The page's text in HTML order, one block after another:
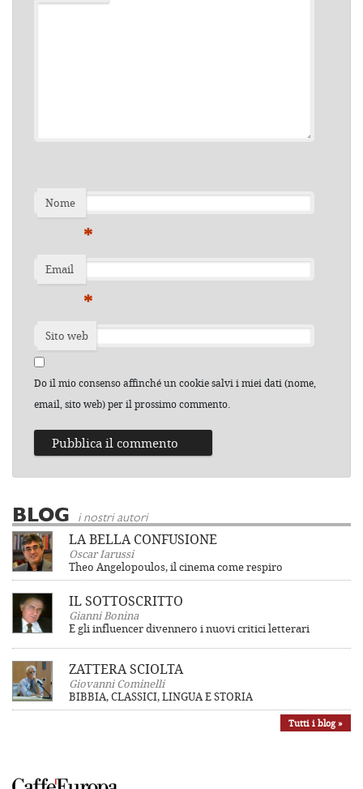
Nome
*
Email
*
Sito web
Do il mio consenso affinché un cookie salvi i miei dati (nome,
email, sito web) per il prossimo commento.
BLOG i nostri autori
LA BELLA CONFUSIONE
Oscar Iarussi
Theo Angelopoulos, il cinema come respiro
IL SOTTOSCRITTO
Gianni Bonina
E gli influencer divennero i nuovi critici letterari
ZATTERA SCIOLTA
Giovanni Cominelli
BIBBIA, CLASSICI, LINGUA E STORIA
Tutti i blog »